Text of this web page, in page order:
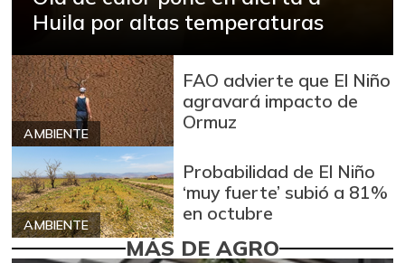
Huila por altas temperaturas
AMBIENTE
FAO advierte que El Niño
agravará impacto de
Ormuz
AMBIENTE
Probabilidad de El Niño
‘muy fuerte’ subió a 81%
en octubre
MÁS DE AGRO